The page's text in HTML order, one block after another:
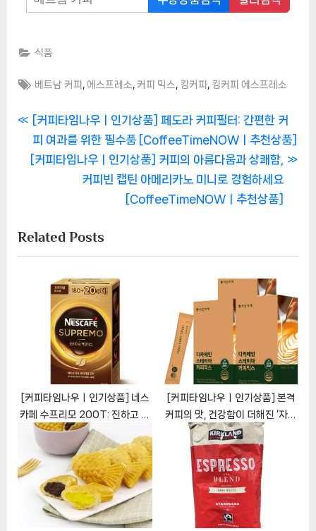
식품
Tags:
베트남 커피 에스프레소 커피 믹스 킹커피 킹커피 에스프레소
글
탐
P
r
e
u
s
[커피타임나우ㅣ인기상품] 페도라 커피필터: 간편한 커
피 여과를 위한 필수품 [CoffeeTimeNOWㅣ추천상품]
N
P
o
[커피타임나우ㅣ인기상품] 커피의 아름다움과 상쾌함,
커피빈 캡틴 아메리카노 미니로 경험하세요
[CoffeeTimeNOWㅣ추천상품]
Related Posts
[커피타임나우ㅣ인기상품] 네스
카페 수프리모 200T: 진하고 부
드러운 커피의 완벽한 즐거움
[CoffeeTimeNOWㅣ추천상
품]
[커피타임나우ㅣ인기상품] 본격
커피의 맛, 건강함이 더해진 ‘자연
지애 디카페인 스테비아 커피믹
스’ [CoffeeTimeNOWㅣ추천
상품]